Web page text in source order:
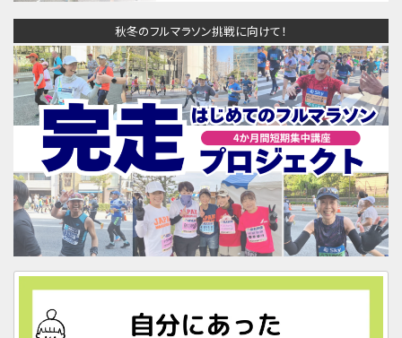
秋冬のフルマラソン挑戦に向けて！